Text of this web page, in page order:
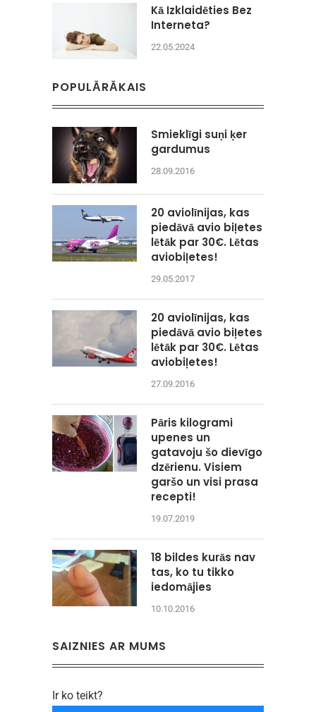
Kā Izklaidēties Bez
Interneta?
22.05.2024
POPULĀRĀKAIS
Smieklīgi suņi ķer
gardumus
28.09.2016
20 aviolīnijas, kas
piedāvā avio biļetes
lētāk par 30€. Lētas
aviobiļetes!
29.05.2017
20 aviolīnijas, kas
piedāvā avio biļetes
lētāk par 30€. Lētas
aviobiļetes!
27.09.2016
Pāris kilogrami
upenes un
gatavoju šo dievīgo
dzērienu. Visiem
garšo un visi prasa
recepti!
19.07.2019
18 bildes kurās nav
tas, ko tu tikko
iedomājies
10.10.2016
SAIZNIES AR MUMS
Ir ko teikt?